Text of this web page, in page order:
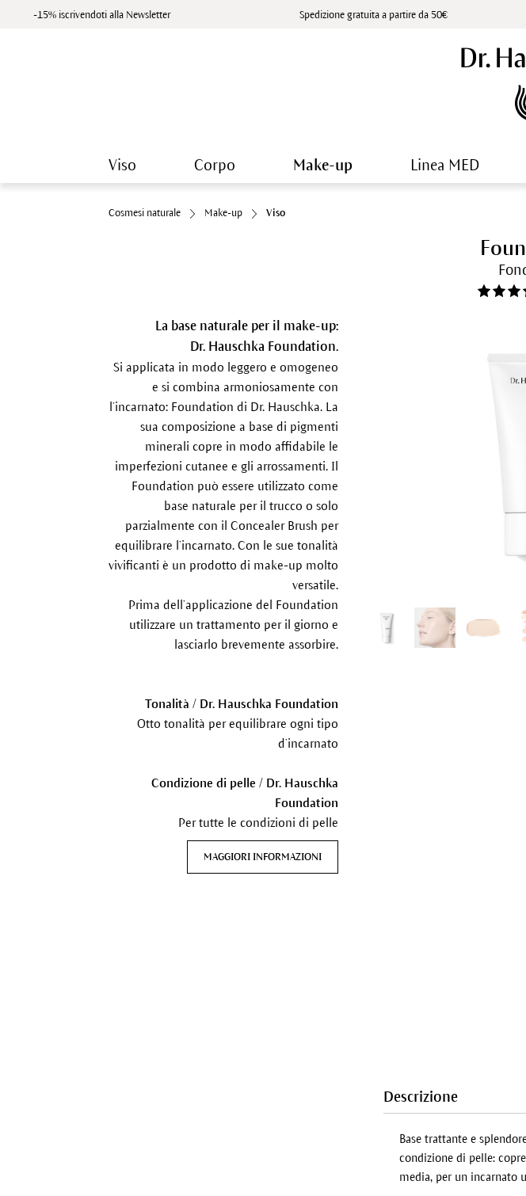
-15% iscrivendoti alla Newsletter Spedizione gratuita a partire da 50€
Viso Corpo Make-up Linea MED
Cosmesi naturale Make-up Viso
La base naturale per il make-up:
Dr. Hauschka Foundation.
Si applicata in modo leggero e omogeneo
e si combina armoniosamente con
l’incarnato: Foundation di Dr. Hauschka. La
sua composizione a base di pigmenti
minerali copre in modo affidabile le
imperfezioni cutanee e gli arrossamenti. Il
Foundation può essere utilizzato come
base naturale per il trucco o solo
parzialmente con il Concealer Brush per
equilibrare l’incarnato. Con le sue tonalità
vivificanti è un prodotto di make-up molto
versatile.
Prima dell’applicazione del Foundation
utilizzare un trattamento per il giorno e
lasciarlo brevemente assorbire.
Tonalità / Dr. Hauschka Foundation
Otto tonalità per equilibrare ogni tipo
d’incarnato
Condizione di pelle / Dr. Hauschka
Foundation
Per tutte le condizioni di pelle
MAGGIORI INFORMAZIONI
Descrizione
Base trattante e
condizione di pelle:
media, per un incarnato